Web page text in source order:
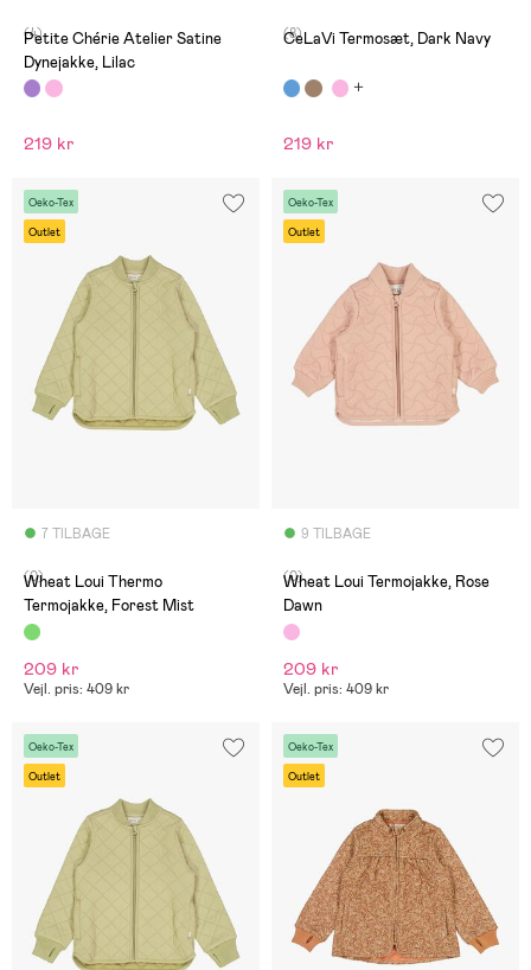
(4)
Petite Chérie Atelier Satine
Dynejakke, Lilac
219 kr
(8)
CeLaVi Termosæt, Dark Navy
219 kr
Oeko-Tex
Outlet
7 TILBAGE
(0)
Wheat Loui Thermo
Termojakke, Forest Mist
209 kr
Vejl. pris: 409 kr
Oeko-Tex
Outlet
9 TILBAGE
(0)
Wheat Loui Termojakke, Rose
Dawn
209 kr
Vejl. pris: 409 kr
Oeko-Tex
Outlet
Oeko-Tex
Outlet